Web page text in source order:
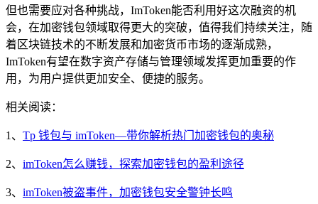
但也需要应对各种挑战，ImToken能否利用好这次融资的机
会，在加密钱包领域取得更大的突破，值得我们持续关注，随
着区块链技术的不断发展和加密货币市场的逐渐成熟，
ImToken有望在数字资产存储与管理领域发挥更加重要的作
用，为用户提供更加安全、便捷的服务。
相关阅读：
1、 Tp 钱包与 imToken—带你解析热门加密钱包的奥秘
2、 imToken怎么赚钱，探索加密钱包的盈利途径
3、 imToken被盗事件，加密钱包安全警钟长鸣